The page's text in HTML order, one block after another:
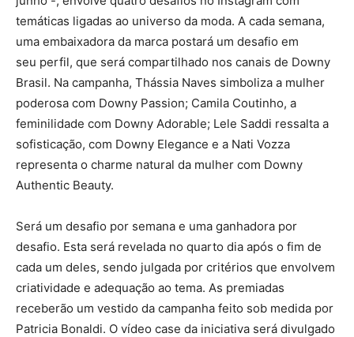
temáticas ligadas ao universo da moda. A cada semana,
uma embaixadora da marca postará um desafio em
seu perfil, que será compartilhado nos canais de Downy
Brasil. Na campanha, Thássia Naves simboliza a mulher
poderosa com Downy Passion; Camila Coutinho, a
feminilidade com Downy Adorable; Lele Saddi ressalta a
sofisticação, com Downy Elegance e a Nati Vozza
representa o charme natural da mulher com Downy
Authentic Beauty.
Será um desafio por semana e uma ganhadora por
desafio. Esta será revelada no quarto dia após o fim de
cada um deles, sendo julgada por critérios que envolvem
criatividade e adequação ao tema. As premiadas
receberão um vestido da campanha feito sob medida por
Patricia Bonaldi. O vídeo case da iniciativa será divulgado